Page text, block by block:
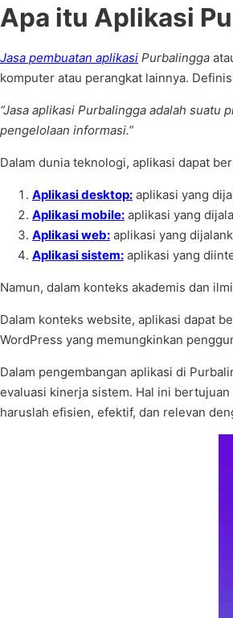
Apa itu Aplikasi
Jasa pembuatan aplikasi Purbalingga
komputer atau perangkat lainnya.
“Jasa aplikasi Purbalingga adalah
pengelolaan informasi.”
Dalam dunia teknologi, aplikasi dapat
Aplikasi desktop: aplikasi yang
Aplikasi mobile: aplikasi yang
Aplikasi web: aplikasi yang
Aplikasi sistem: aplikasi yang
Namun, dalam konteks akademis dan
Dalam konteks website, aplikasi dapat
WordPress yang memungkinkan
Dalam pengembangan aplikasi di
evaluasi kinerja sistem. Hal ini
haruslah efisien, efektif, dan relevan